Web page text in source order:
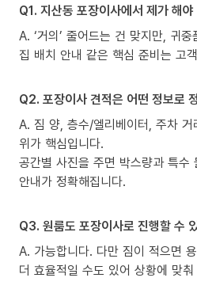
Q1. 지산동 포장이사에서 제가 해
A. ‘거의’ 줄어드는 건 맞지만, 귀
집 배치 안내 같은 핵심 준비는 고
Q2. 포장이사 견적은 어떤 정보로
A. 짐 양, 층수/엘리베이터, 주차
위가 핵심입니다.
공간별 사진을 주면 박스량과 특수
안내가 정확해집니다.
Q3. 원룸도 포장이사로 진행할 수
A. 가능합니다. 다만 짐이 적으면
더 효율적일 수도 있어 상황에 맞